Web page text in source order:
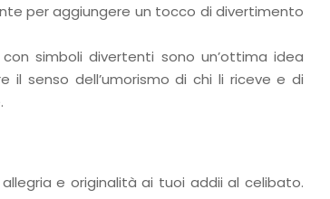
per aggiungere un tocco di divertimento
simboli divertenti sono un’ottima idea
il senso dell’umorismo di chi li riceve e di
e originalità ai tuoi addii al celibato.